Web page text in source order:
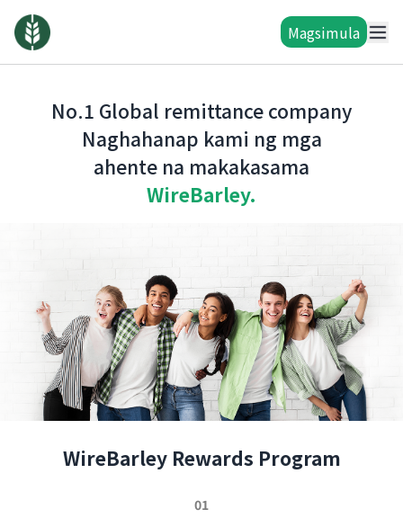
Magsimula
No.1 Global remittance company
Naghahanap kami ng mga
ahente na makakasama
WireBarley.
WireBarley Rewards Program
01